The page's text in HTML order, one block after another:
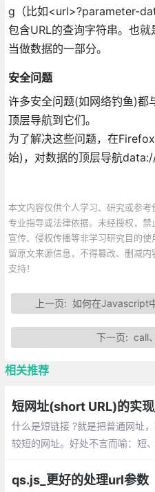
g（比如<url>?parameter-
包含URL的查询字符串。也
当做数据的一部分。
安全问题
许多安全问题(如网络钓鱼)
顶层导航到它们。
为了解决这些问题，在
始)，对数据的顶层导航
本文内容仅供个人学习、研究或参考
专业指导或法律依据。未经授权，
宣传、侵权传播等非学习研究目的
留原文来源信息，不得篡改、删减
支持！
上一页:如何在Javascript
下一页: call
相关推荐
什么是短链接 ?就是把普通网址
较短的网址。好处不言而喻：短、
生成足够短的字符串唯一ID呢？
qs.js_更好的处理url参数